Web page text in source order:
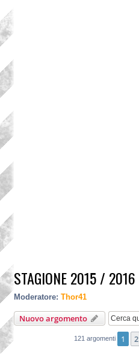
STAGIONE 2015 / 2016
Moderatore: Thor41
Nuovo argomento
121 argomenti 1 2